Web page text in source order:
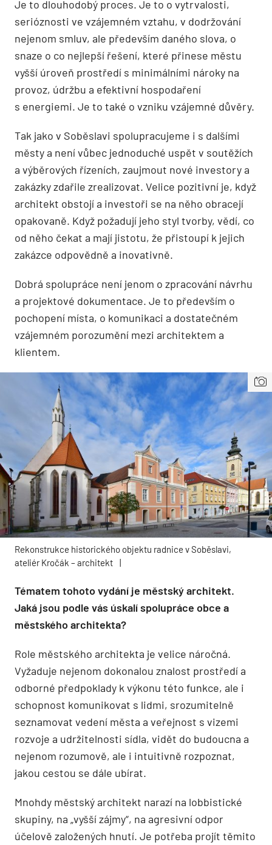
Je to dlouhodobý proces. Je to o vytrvalosti,
serióznosti ve vzájemném vztahu, v dodržování
nejenom smluv, ale především daného slova, o
snaze o co nejlepší řešení, které přinese městu
vyšší úroveň prostředí s minimálními nároky na
provoz, údržbu a efektivní hospodaření
s energiemi. Je to také o vzniku vzájemné důvěry.
Tak jako v Soběslavi spolupracujeme i s dalšími
městy a není vůbec jednoduché uspět v soutěžích
a výběrových řízeních, zaujmout nové investory a
zakázky zdařile zrealizovat. Velice pozitivní je, když
architekt obstojí a investoři se na něho obracejí
opakovaně. Když požadují jeho styl tvorby, vědí, co
od něho čekat a mají jistotu, že přistoupí k jejich
zakázce odpovědně a inovativně.
Dobrá spolupráce není jenom o zpracování návrhu
a projektové dokumentace. Je to především o
pochopení místa, o komunikaci a dostatečném
vzájemném porozumění mezi architektem a
klientem.
Rekonstrukce historického objektu radnice v Soběslavi,
ateliér Kročák – architekt
|
Tématem tohoto vydání je městský architekt.
Jaká jsou podle vás úskalí spolupráce obce a
městského architekta?
Role městského architekta je velice náročná.
Vyžaduje nejenom dokonalou znalost prostředí a
odborné předpoklady k výkonu této funkce, ale i
schopnost komunikovat s lidmi, srozumitelně
seznamovat vedení města a veřejnost s vizemi
rozvoje a udržitelnosti sídla, vidět do budoucna a
nejenom rozumově, ale i intuitivně rozpoznat,
jakou cestou se dále ubírat.
Mnohdy městský architekt narazí na lobbistické
skupiny, na „vyšší zájmy“, na agresivní odpor
účelově založených hnutí. Je potřeba projít těmito